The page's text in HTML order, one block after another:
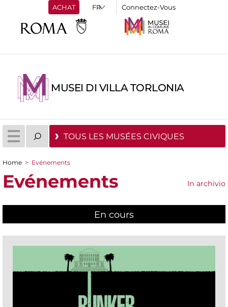
ACHAT Connectez-Vous
MUSEI DI VILLA TORLONIA
TOUS LES MUSÉES CIVIQUES
You are here
Home > Evénements
Evénements In archivio
En cours